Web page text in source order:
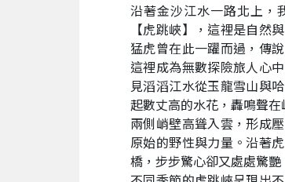
沿著金沙江水一路北上，
【虎跳峽】，這裡是自然
猛虎曾在此一躍而過，傳
這裡成為無數探險旅人心
見滔滔江水從玉龍雪山與
起數丈高的水花，轟鳴聲
兩側峭壁高聳入雲，形成
原始的野性與力量。沿著
橋，步步驚心卻又處處驚艷